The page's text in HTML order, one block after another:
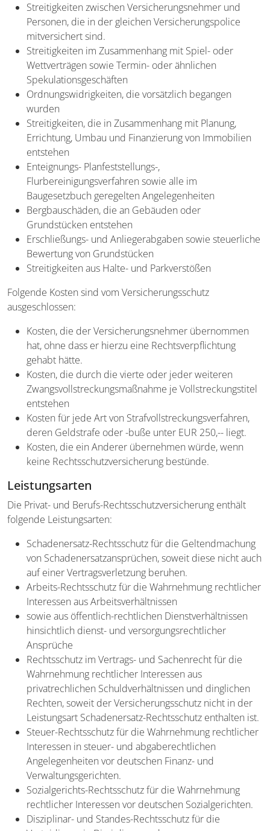
Streitigkeiten zwischen Versicherungsnehmer und
Personen, die in der gleichen Versicherungspolice
mitversichert sind.
Streitigkeiten im Zusammenhang mit Spiel- oder
Wettverträgen sowie Termin- oder ähnlichen
Spekulationsgeschäften
Ordnungswidrigkeiten, die vorsätzlich begangen
wurden
Streitigkeiten, die in Zusammenhang mit Planung,
Errichtung, Umbau und Finanzierung von Immobilien
entstehen
Enteignungs- Planfeststellungs-,
Flurbereinigungsverfahren sowie alle im
Baugesetzbuch geregelten Angelegenheiten
Bergbauschäden, die an Gebäuden oder
Grundstücken entstehen
Erschließungs- und Anliegerabgaben sowie steuerliche
Bewertung von Grundstücken
Streitigkeiten aus Halte- und Parkverstößen
Folgende Kosten sind vom Versicherungsschutz
ausgeschlossen:
Kosten, die der Versicherungsnehmer übernommen
hat, ohne dass er hierzu eine Rechtsverpflichtung
gehabt hätte.
Kosten, die durch die vierte oder jeder weiteren
Zwangsvollstreckungsmaßnahme je Vollstreckungstitel
entstehen
Kosten für jede Art von Strafvollstreckungsverfahren,
deren Geldstrafe oder -buße unter EUR 250,-- liegt.
Kosten, die ein Anderer übernehmen würde, wenn
keine Rechtsschutzversicherung bestünde.
Leistungsarten
Die Privat- und Berufs-Rechtsschutzversicherung enthält
folgende Leistungsarten:
Schadenersatz-Rechtsschutz für die Geltendmachung
von Schadenersatzansprüchen, soweit diese nicht auch
auf einer Vertragsverletzung beruhen.
Arbeits-Rechtsschutz für die Wahrnehmung rechtlicher
Interessen aus Arbeitsverhältnissen
sowie aus öffentlich-rechtlichen Dienstverhältnissen
hinsichtlich dienst- und versorgungsrechtlicher
Ansprüche
Rechtsschutz im Vertrags- und Sachenrecht für die
Wahrnehmung rechtlicher Interessen aus
privatrechlichen Schuldverhältnissen und dinglichen
Rechten, soweit der Versicherungsschutz nicht in der
Leistungsart Schadenersatz-Rechtsschutz enthalten ist.
Steuer-Rechtsschutz für die Wahrnehmung rechtlicher
Interessen in steuer- und abgaberechtlichen
Angelegenheiten vor deutschen Finanz- und
Verwaltungsgerichten.
Sozialgerichts-Rechtsschutz für die Wahrnehmung
rechtlicher Interessen vor deutschen Sozialgerichten.
Disziplinar- und Standes-Rechtsschutz für die